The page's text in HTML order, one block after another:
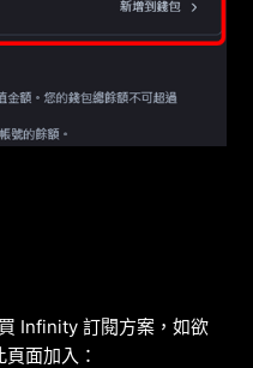
Infinity 訂閱方案，如欲
面加入：